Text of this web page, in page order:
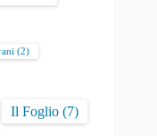
(2)
Il Foglio (7)